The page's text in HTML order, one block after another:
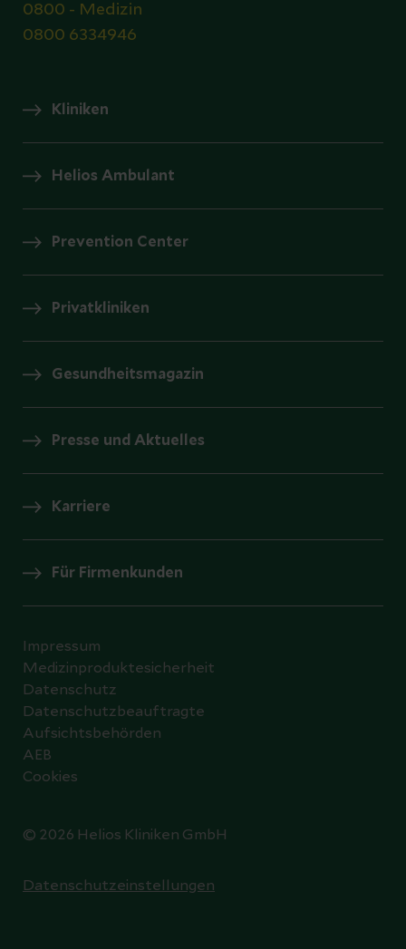
0800 - Medizin
0800 6334946
Kliniken
Helios Ambulant
Prevention Center
Privatkliniken
Gesundheitsmagazin
Presse und Aktuelles
Karriere
Für Firmenkunden
© 2026 Helios Kliniken GmbH
Impressum
Medizinproduktesicherheit
Datenschutz
Datenschutzbeauftragte
Aufsichtsbehörden
AEB
Cookies
Datenschutzeinstellungen